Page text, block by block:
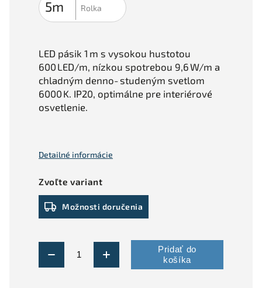
Zvoľte variant
Možnosti doručenia
Pridať do
košíka
LED pásik 1 m s vysokou hustotou
600 LED/m, nízkou spotrebou 9,6 W/m a
chladným denno‑studeným svetlom
6000 K. IP20, optimálne pre interiérové
osvetlenie.
Detailné informácie